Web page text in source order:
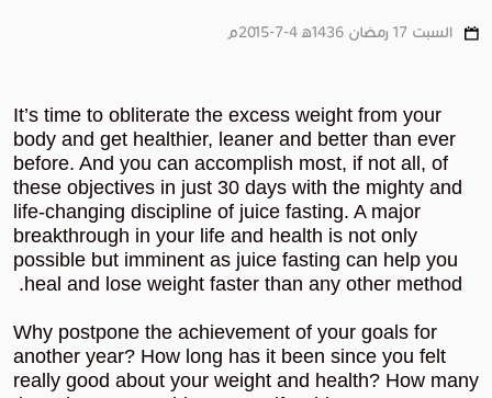
السبت 17 رمضان 1436ﻫ 4-7-2015م
It’s time to obliterate the excess weight from your
body and get healthier, leaner and better than ever
before. And you can accomplish most, if not all, of
these objectives in just 30 days with the mighty and
life-changing discipline of juice fasting. A major
breakthrough in your life and health is not only
possible but imminent as juice fasting can help you
heal and lose weight faster than any other method.
Why postpone the achievement of your goals for
another year? How long has it been since you felt
really good about your weight and health? How many